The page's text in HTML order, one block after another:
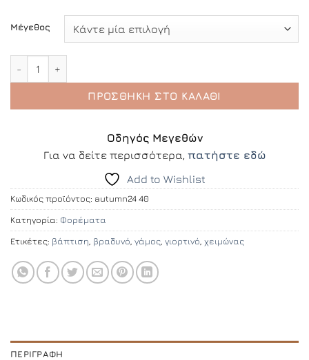
Μέγεθος
ΠΡΟΣΘΉΚΗ ΣΤΟ ΚΑΛΆΘΙ
Οδηγός Μεγεθών
Για να δείτε περισσότερα, πατήστε εδώ
Add to Wishlist
Κωδικός προϊόντος: autumn24 40
Κατηγορία: Φορέματα
Ετικέτες: βάπτιση βραδυνό γάμος γιορτινό χειμώνας
ΠΕΡΙΓΡΑΦΉ